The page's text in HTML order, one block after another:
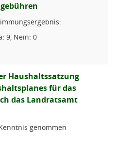
9, Nein: 0
Haushaltssatzung
für das
das Landratsamt
genommen